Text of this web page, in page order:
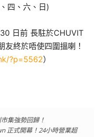
四、六、日)
日前 長駐於CHUVIT
友終於唔使四圍搵喇！
?p=5562）
集強勢回歸！
正式開幕！24小時營業超